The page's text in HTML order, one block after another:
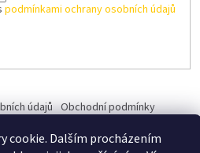
cookie. Dalším procházením
podmínkami ochrany osobních údajů
údajů Obchodní podmínky